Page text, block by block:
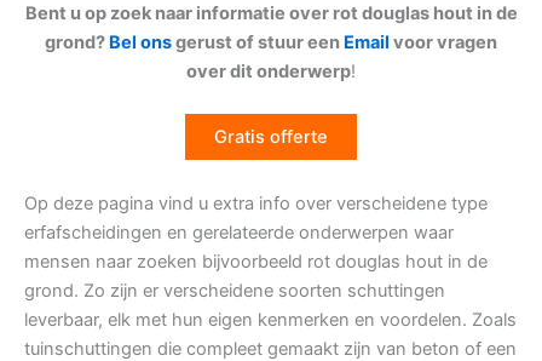
Bent u op zoek naar informatie over rot douglas hout in de
grond? Bel onsgerust of stuur een Email voor vragen
over dit onderwerp!
Gratis offerte
Op deze pagina vind u extra info over verscheidene type
erfafscheidingen en gerelateerde onderwerpen waar
mensen naar zoeken bijvoorbeeld rot douglas hout in de
grond. Zo zijn er verscheidene soorten schuttingen
leverbaar, elk met hun eigen kenmerken en voordelen. Zoals
tuinschuttingen die compleet gemaakt zijn van beton of een